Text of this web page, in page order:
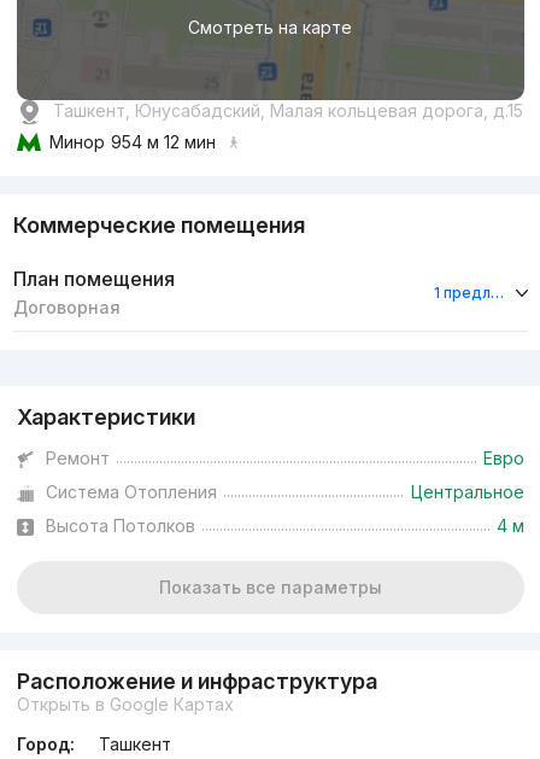
Смотреть на карте
Ташкент, Юнусабадский, Малая кольцевая дорога, д.15
Минор 954 м 12 мин
Коммерческие помещения
План помещения
Договорная
1 предложение
Характеристики
Ремонт
Евро
Система Отопления
Центральное
Высота Потолков
4 м
Показать все параметры
Расположение и инфраструктура
Открыть в Google Картах
Город:
Ташкент